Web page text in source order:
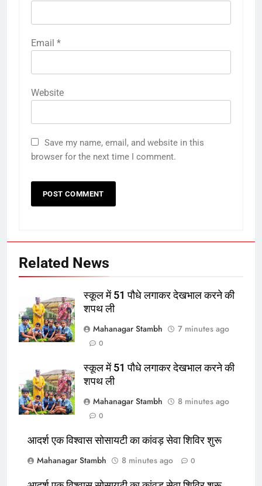
Email *
Website
Save my name, email, and website in this
browser for the next time I comment.
Related News
स्कूल में 51 पौधे लगाकर देखभाल करने की
शपथ ली
Mahanagar Stambh
7 minutes ago
0
स्कूल में 51 पौधे लगाकर देखभाल करने की
शपथ ली
Mahanagar Stambh
8 minutes ago
0
आदर्श एक विश्वास सोसायटी का कांवड़ सेवा शिविर शुरू
Mahanagar Stambh
8 minutes ago 0
5
की शपथ ली
उत्तर
आदर्श एक विश्वास सोसायटी का कांवड़
सेवा शिविर शुरू
उत्तर
7
सेवा शिविर शुरू
8
सार्वजनिक शौचालय के पास बने कमरे से 3
मोबाइल और 6-7 हजार रुपए चोरी
1